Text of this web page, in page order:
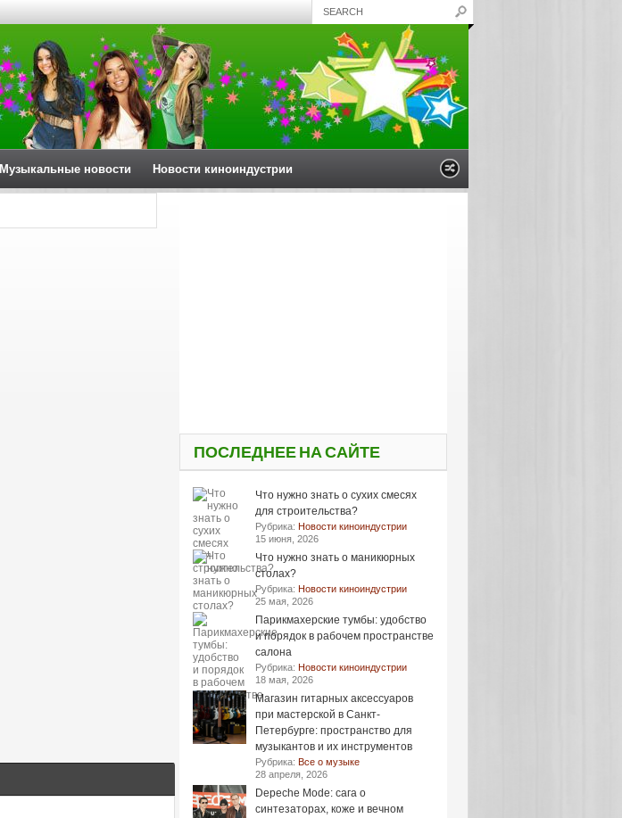
Музыкальные новости Новости киноиндустрии
ПОСЛЕДНЕЕ НА САЙТЕ
Что нужно знать о сухих смесях
для строительства?
Рубрика: Новости киноиндустрии
15 июня, 2026
Что нужно знать о маникюрных
столах?
Рубрика: Новости киноиндустрии
25 мая, 2026
Парикмахерские тумбы: удобство
и порядок в рабочем пространстве
салона
Рубрика: Новости киноиндустрии
18 мая, 2026
Магазин гитарных аксессуаров
при мастерской в Санкт-
Петербурге: пространство для
музыкантов и их инструментов
Рубрика: Все о музыке
28 апреля, 2026
Depeche Mode: сага о
синтезаторах, коже и вечном